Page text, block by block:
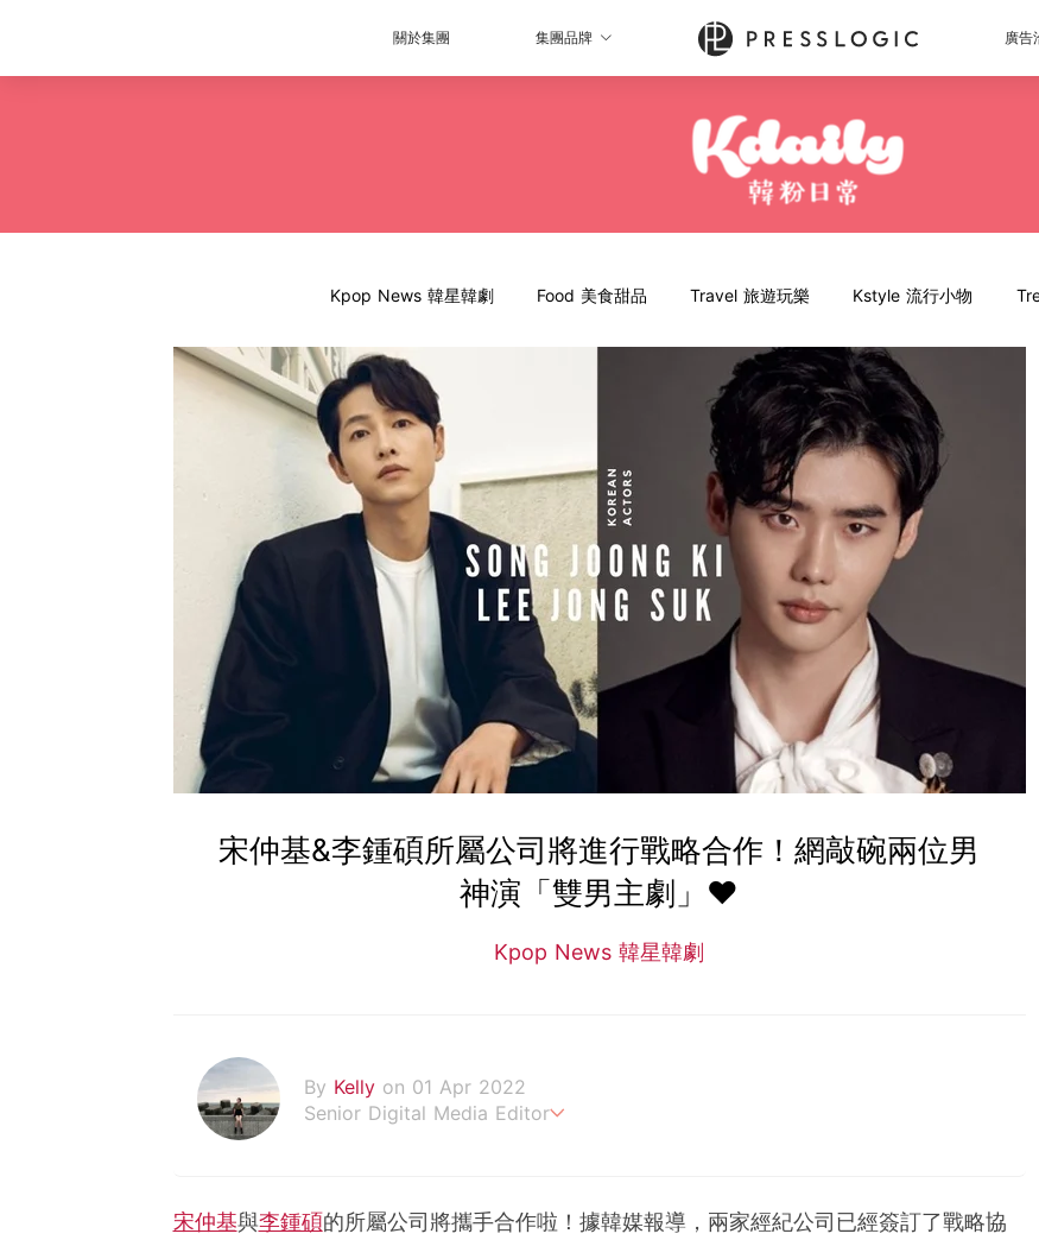
關於集團 集團品牌 廣告
Kpop News 韓星韓劇 Food 美食甜品 Travel 旅遊玩樂 Kstyle 流行小物
宋仲基&李鍾碩所屬公司將進行戰略合作！網敲碗兩位男
神演「雙男主劇」♥
Kpop News 韓星韓劇
By Kelly on 01 Apr 2022
Senior Digital Media Editor
宋仲基與李鍾碩的所屬公司將攜手合作啦！據韓媒報導，兩家經紀公司已經簽訂了戰略協